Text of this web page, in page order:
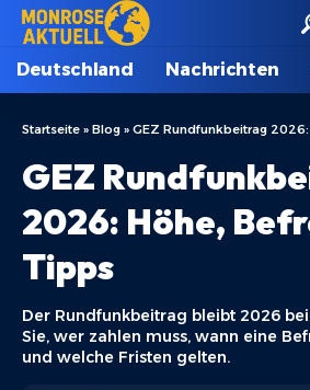
Deutschland Nachrichten
Startseite » Blog » GEZ Rundfunkbeitrag 2026:
GEZ
2026: Höhe,
Tipps
Der Rundfunkbeitrag bleibt 2026 bei
Sie, wer zahlen muss, wann eine
und welche Fristen gelten.